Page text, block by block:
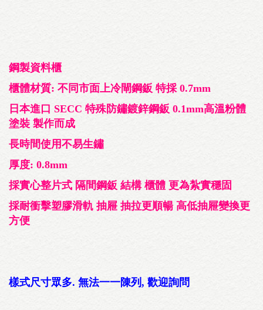
鋼製資料櫃
櫃體材質: 不同市面上冷閘鋼鈑 特採 0.7mm
日本進口 SECC 特殊防鏽鍍鋅鋼鈑 0.1mm高溫粉體
塗裝 製作而成
長時間使用不易生鏽
厚度: 0.8mm
採實心整片式 隔間鋼鈑 結構 櫃體 更為紮實穩固
採耐衝擊塑膠滑軌 抽屜 抽拉更順暢 高低抽屜變換更
方便
樣式尺寸眾多. 無法一一陳列, 歡迎詢問